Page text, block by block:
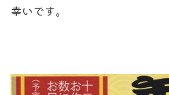
幸いです。